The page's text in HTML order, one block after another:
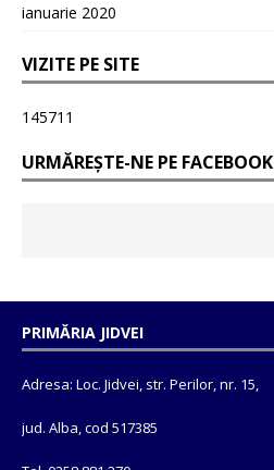
ianuarie 2020
VIZITE PE SITE
145711
URMĂREȘTE-NE PE FACEBOOK
PRIMĂRIA JIDVEI
Adresa: Loc. Jidvei, str. Perilor, nr. 15,
jud. Alba, cod 517385